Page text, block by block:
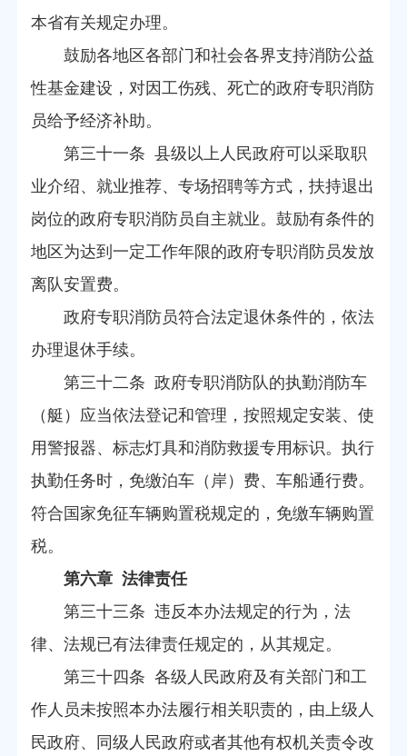
本省有关规定办理。
鼓励各地区各部门和社会各界支持消防公益
性基金建设，对因工伤残、死亡的政府专职消防
员给予经济补助。
第三十一条 县级以上人民政府可以采取职
业介绍、就业推荐、专场招聘等方式，扶持退出
岗位的政府专职消防员自主就业。鼓励有条件的
地区为达到一定工作年限的政府专职消防员发放
离队安置费。
政府专职消防员符合法定退休条件的，依法
办理退休手续。
第三十二条 政府专职消防队的执勤消防车
（艇）应当依法登记和管理，按照规定安装、使
用警报器、标志灯具和消防救援专用标识。执行
执勤任务时，免缴泊车（岸）费、车船通行费。
符合国家免征车辆购置税规定的，免缴车辆购置
税。
第六章 法律责任
第三十三条 违反本办法规定的行为，法
律、法规已有法律责任规定的，从其规定。
第三十四条 各级人民政府及有关部门和工
作人员未按照本办法履行相关职责的，由上级人
民政府、同级人民政府或者其他有权机关责令改